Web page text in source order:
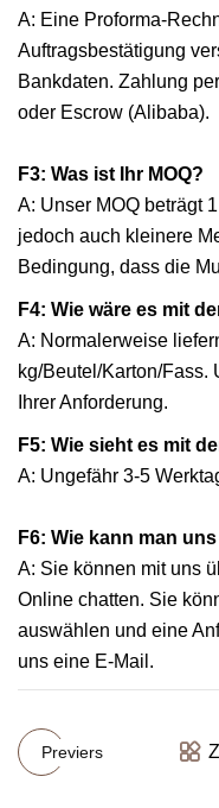
A: Eine Proforma-
Auftragsbestätigung
Bankdaten. Zahlung
oder Escrow (Alibaba).
F3: Was ist Ihr MOQ?
A: Unser MOQ beträgt
jedoch auch kleinere
Bedingung, dass die
F4: Wie wäre es mit
A: Normalerweise
kg/Beutel/Karton/Fass.
Ihrer Anforderung.
F5: Wie sieht es mit
A: Ungefähr 3-5
F6: Wie kann man
A: Sie können mit uns
Online chatten. Sie
auswählen und eine
uns eine E-Mail.
Previers